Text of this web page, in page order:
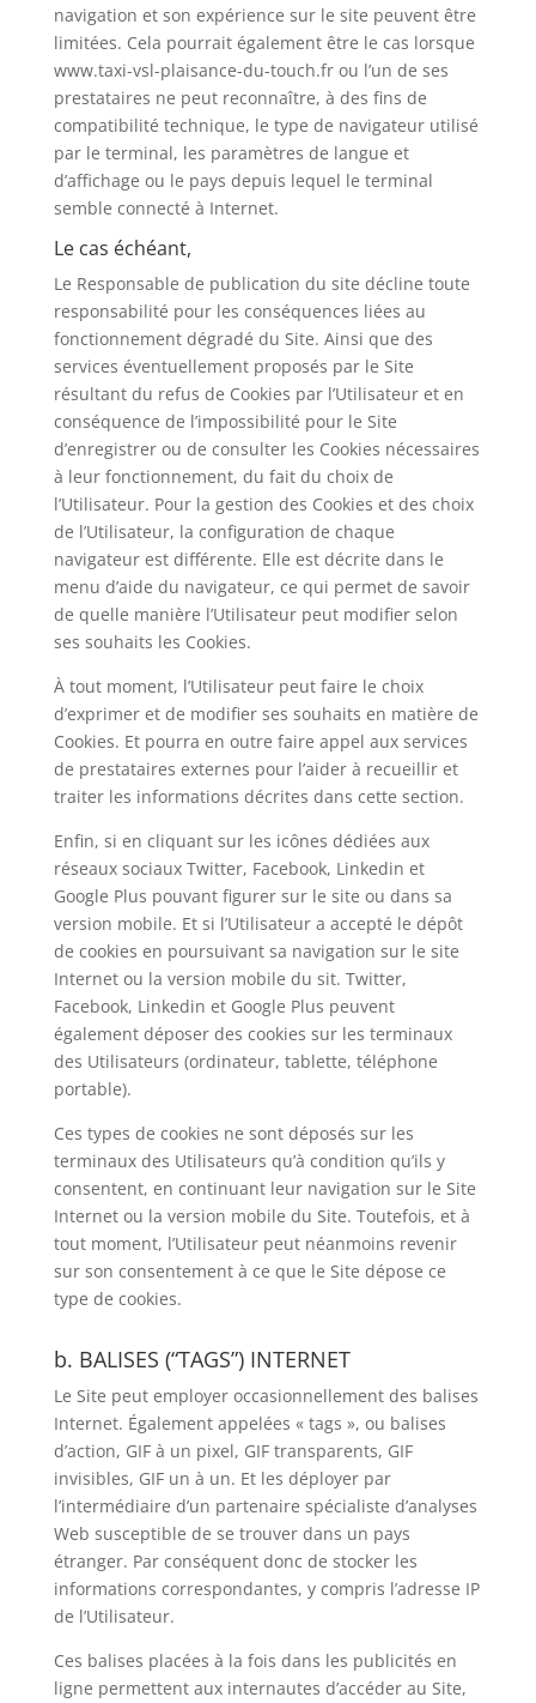
navigation et son expérience sur le site peuvent être
limitées. Cela pourrait également être le cas lorsque
www.taxi-vsl-plaisance-du-touch.fr ou l’un de ses
prestataires ne peut reconnaître, à des fins de
compatibilité technique, le type de navigateur utilisé
par le terminal, les paramètres de langue et
d’affichage ou le pays depuis lequel le terminal
semble connecté à Internet.
Le cas échéant,
Le Responsable de publication du site décline toute
responsabilité pour les conséquences liées au
fonctionnement dégradé du Site. Ainsi que des
services éventuellement proposés par le Site
résultant du refus de Cookies par l’Utilisateur et en
conséquence de l’impossibilité pour le Site
d’enregistrer ou de consulter les Cookies nécessaires
à leur fonctionnement, du fait du choix de
l’Utilisateur. Pour la gestion des Cookies et des choix
de l’Utilisateur, la configuration de chaque
navigateur est différente. Elle est décrite dans le
menu d’aide du navigateur, ce qui permet de savoir
de quelle manière l’Utilisateur peut modifier selon
ses souhaits les Cookies.
À tout moment, l’Utilisateur peut faire le choix
d’exprimer et de modifier ses souhaits en matière de
Cookies. Et pourra en outre faire appel aux services
de prestataires externes pour l’aider à recueillir et
traiter les informations décrites dans cette section.
Enfin, si en cliquant sur les icônes dédiées aux
réseaux sociaux Twitter, Facebook, Linkedin et
Google Plus pouvant figurer sur le site ou dans sa
version mobile. Et si l’Utilisateur a accepté le dépôt
de cookies en poursuivant sa navigation sur le site
Internet ou la version mobile du sit. Twitter,
Facebook, Linkedin et Google Plus peuvent
également déposer des cookies sur les terminaux
des Utilisateurs (ordinateur, tablette, téléphone
portable).
Ces types de cookies ne sont déposés sur les
terminaux des Utilisateurs qu’à condition qu’ils y
consentent, en continuant leur navigation sur le Site
Internet ou la version mobile du Site. Toutefois, et à
tout moment, l’Utilisateur peut néanmoins revenir
sur son consentement à ce que le Site dépose ce
type de cookies.
b. BALISES (“TAGS”) INTERNET
Le Site peut employer occasionnellement des balises
Internet. Également appelées « tags », ou balises
d’action, GIF à un pixel, GIF transparents, GIF
invisibles, GIF un à un. Et les déployer par
l’intermédiaire d’un partenaire spécialiste d’analyses
Web susceptible de se trouver dans un pays
étranger. Par conséquent donc de stocker les
informations correspondantes, y compris l’adresse IP
de l’Utilisateur.
Ces balises placées à la fois dans les publicités en
ligne permettent aux internautes d’accéder au Site,